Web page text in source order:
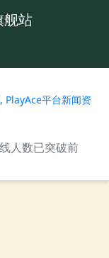
舰站
PlayAce平台新闻资
人数已突破前